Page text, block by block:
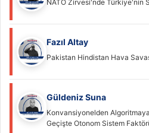
NATO Zirvesi'nde Türkiye'nin
Fazıl Altay
Pakistan Hindistan Hava
Güldeniz Suna
Konvansiyonelden
Geçişte Otonom Sistem